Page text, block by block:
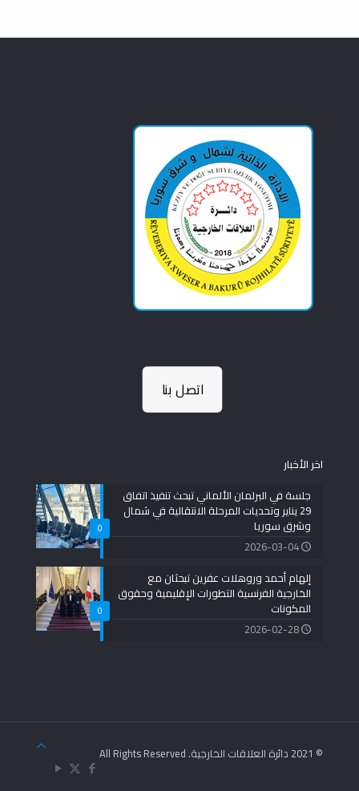
اتصل بنا
اخر الأخبار
0
جلسة في البرلمان الألماني تبحث تنفيذ اتفاق
29 يناير وتحديات المرحلة الانتقالية في شمال
وشرق سوريا
2026-03-04
0
إلهام أحمد وروهلات عفرين تبحثان مع
الخارجية الفرنسية التطورات الإقليمية وحقوق
المكونات
2026-02-28
© 2021 دائرة العلاقات الخارجية. All Rights Reserved